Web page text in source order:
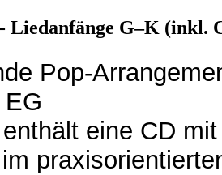
Liedanfänge G–K (inkl.
Pop-
eine CD